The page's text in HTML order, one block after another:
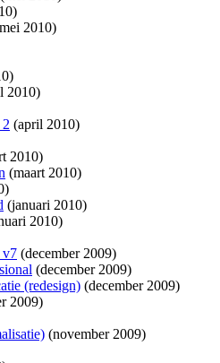
2010)
2010)
2 (april 2010)
2010)
(maart 2010)
(januari 2010)
2010)
v7 (december 2009)
(december 2009)
(redesign) (december 2009)
2009)
(november 2009)